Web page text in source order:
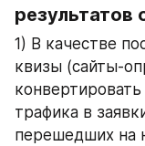
результатов
1) В качестве
квизы (сайты-
трафика в
перешедших на